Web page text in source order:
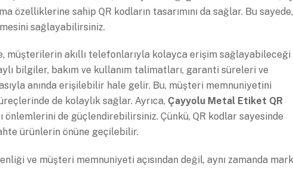
özelliklerine sahip QR kodların tasarımını da sağlar. Bu sayede,
sağlayabilirsiniz.
müşterilerin akıllı telefonlarıyla kolayca erişim sağlayabileceği
bilgiler, bakım ve kullanım talimatları, garanti süreleri ve
anında erişilebilir hale gelir. Bu, müşteri memnuniyetini
de kolaylık sağlar. Ayrıca, Çayyolu Metal Etiket QR
önlemlerini de güçlendirebilirsiniz. Çünkü, QR kodlar sayesinde
ürünlerin önüne geçilebilir.
ve müşteri memnuniyeti açısından değil, aynı zamanda